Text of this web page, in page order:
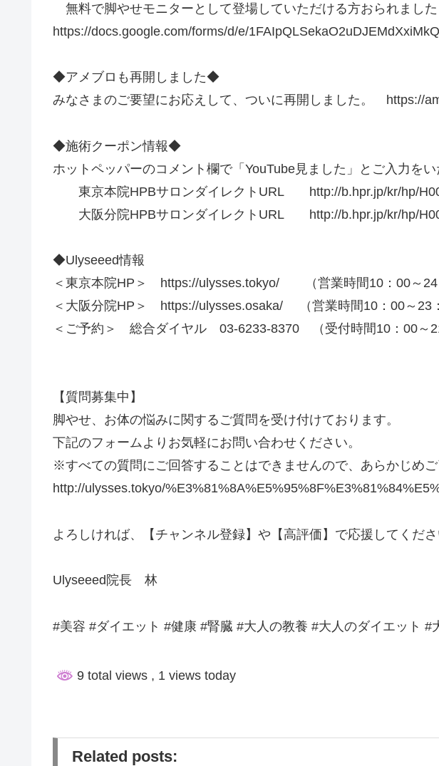
無料で脚やせモニターとして登場していただける方おられまし
https://docs.google.com/forms/d/e/
◆アメブロも再開しました◆
みなさまのご要望にお応えして、ついに再開しました。 https://
◆施術クーポン情報◆
ホットペッパーのコメント欄で「YouTube見ました」とご入力を
東京本院HPBサロンダイレクトURL http://b.hpr.jp/kr/hp/
大阪分院HPBサロンダイレクトURL http://b.hpr.jp/kr/hp/
◆Ulyseeed情報
＜東京本院HP＞ https://ulysses.tokyo/ （営業時間10：00～24
＜大阪分院HP＞ https://ulysses.osaka/ （営業時間10：00～23
＜ご予約＞ 総合ダイヤル 03-6233-8370 （受付時間10：00～21
【質問募集中】
脚やせ、お体の悩みに関するご質問を受け付けております。
下記のフォームよりお気軽にお問い合わせください。
※すべての質問にご回答することはできませんので、あらかじめご
http://ulysses.tokyo/
よろしければ、【チャンネル登録】や【高評価】で応援してくださ
Ulyseeed院長 林
#美容 #ダイエット #健康 #腎臓 #大人の教養 #大人のダイエット
9 total views , 1 views today
Related posts: